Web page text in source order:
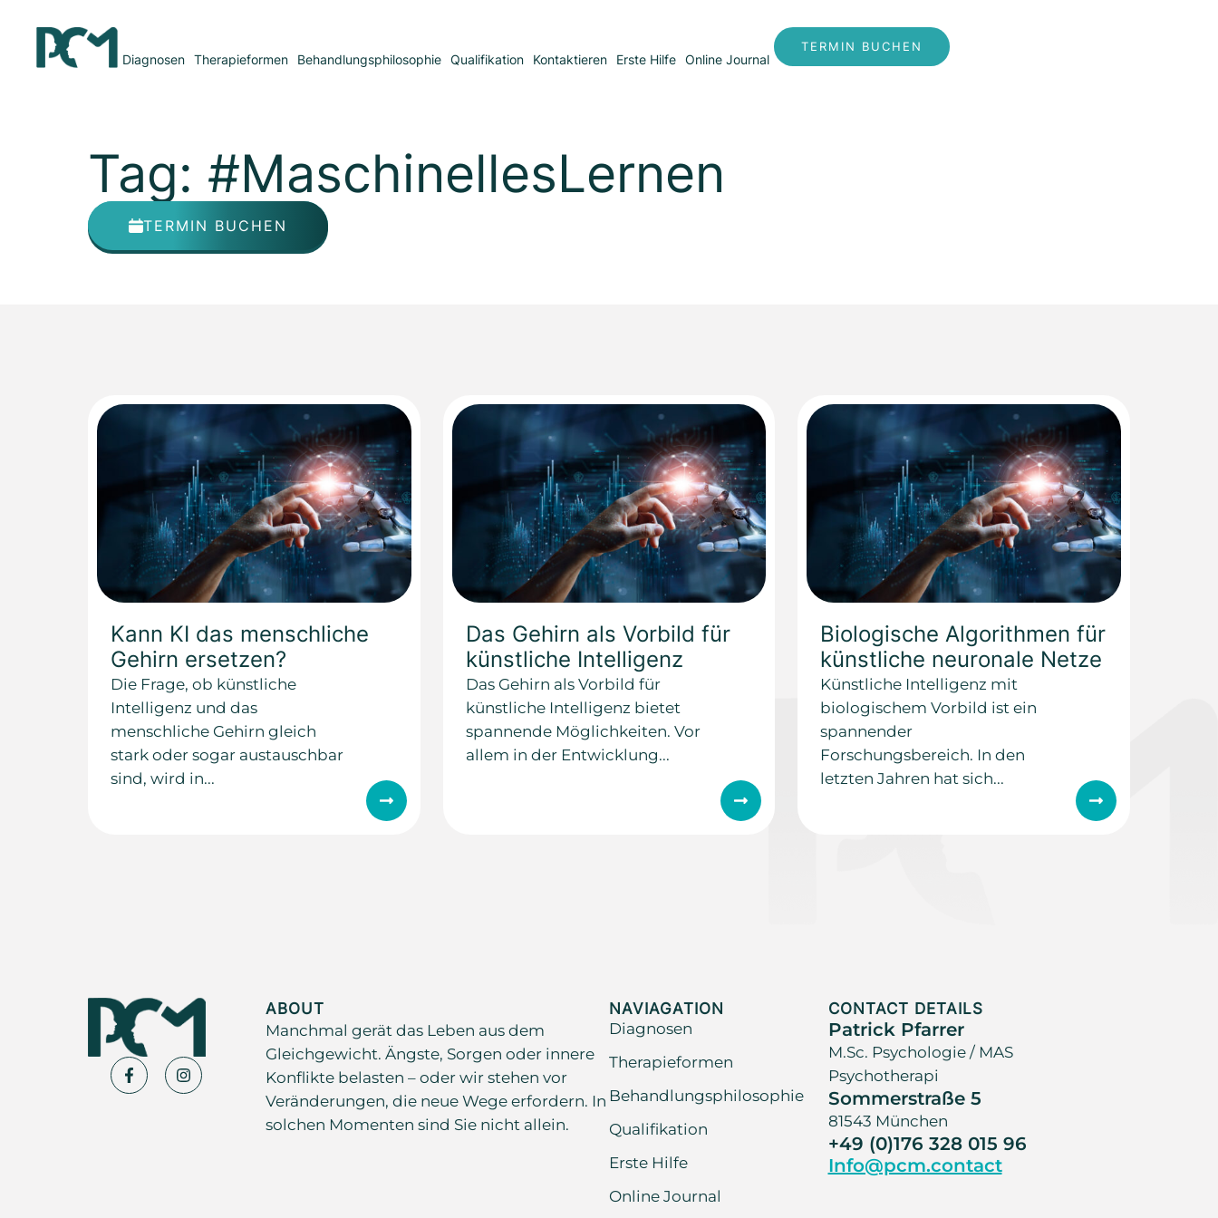
Diagnosen Therapieformen Behandlungsphilosophie Qualifikation Kontaktieren Erste Hilfe Online Journal
TERMIN BUCHEN
Tag: #MaschinellesLernen
TERMIN BUCHEN
Kann KI das menschliche
Gehirn ersetzen?
Die Frage, ob künstliche
Intelligenz und das
menschliche Gehirn gleich
stark oder sogar austauschbar
sind, wird in...
Das Gehirn als Vorbild für
künstliche Intelligenz
Das Gehirn als Vorbild für
künstliche Intelligenz bietet
spannende Möglichkeiten. Vor
allem in der Entwicklung...
Biologische Algorithmen für
künstliche neuronale Netze
Künstliche Intelligenz mit
biologischem Vorbild ist ein
spannender
Forschungsbereich. In den
letzten Jahren hat sich...
ABOUT
Manchmal gerät das Leben aus dem
Gleichgewicht. Ängste, Sorgen oder innere
Konflikte belasten – oder wir stehen vor
Veränderungen, die neue Wege erfordern. In
solchen Momenten sind Sie nicht allein.
NAVIAGATION
Diagnosen
Therapieformen
Behandlungsphilosophie
Qualifikation
Erste Hilfe
Online Journal
CONTACT DETAILS
Patrick Pfarrer
M.Sc. Psychologie / MAS
Psychotherapi
Sommerstraße 5
81543 München
+49 (0)176 328 015 96
Info@pcm.contact